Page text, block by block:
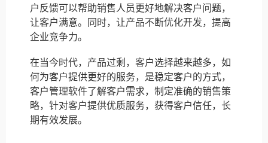
户反馈可以帮助销售人员更好地解决客户问题，
让客户满意。同时，让产品不断优化开发，提高
企业竞争力。
在当今时代，产品过剩，客户选择越来越多，如
何为客户提供更好的服务，是稳定客户的方式，
客户管理软件了解客户需求，制定准确的销售策
略，针对客户提供优质服务，获得客户信任，长
期有效发展。